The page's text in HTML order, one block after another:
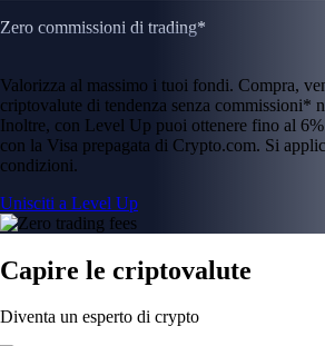
Zero commissioni di trading*
Valorizza al massimo i tuoi fondi. Compra,
criptovalute di tendenza senza commissioni*
Inoltre, con Level Up puoi ottenere fino al
con la Visa prepagata di Crypto.com. Si
condizioni.
Unisciti a Level Up
Capire le criptovalute
Diventa un esperto di crypto